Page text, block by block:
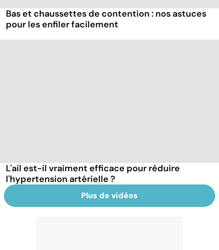
Bas et chaussettes de contention : nos astuces
pour les enfiler facilement
L'ail est-il vraiment efficace pour réduire
l'hypertension artérielle ?
Plus de vidéos